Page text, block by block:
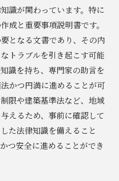
事例としての実践的ステ
売却の次のステージ
法と次の投資戦略
を踏まえた次のステップ
た再投資プラン作成
イフプラン設計
た不動産購入計画
次の不動産売買のトレン
識が関わっています。特に
成と重要事項説明書です。
となる文書であり、その内
トラブルを引き起こす可能
識を持ち、専門家の助言を
かつ円満に進めることが可
限や建築基準法など、地域
えるため、事前に確認して
た法律知識を備えること
つ安全に進めることができ